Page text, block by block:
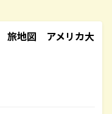
旅地図 アメリカ大